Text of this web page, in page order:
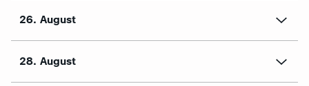
26. August
28. August